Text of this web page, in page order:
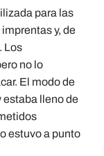
para las
y, de
Los
no lo
El modo de
estaba lleno de
estuvo a punto